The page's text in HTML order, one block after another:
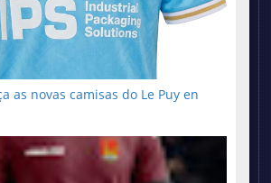
as novas camisas do Le Puy en